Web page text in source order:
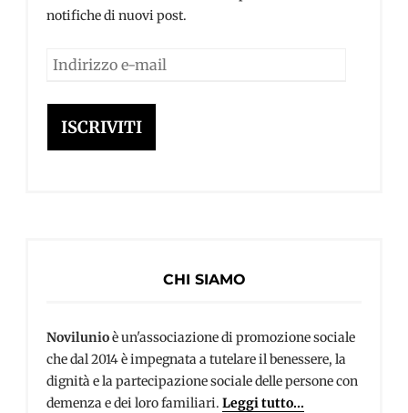
notifiche di nuovi post.
Indirizzo
mail
ISCRIVITI
CHI SIAMO
Novilunioè un'associazione di promozione sociale
che dal 2014 è impegnata a tutelare il benessere, la
dignità e la partecipazione sociale delle persone con
demenza e dei loro familiari. Leggi tutto...